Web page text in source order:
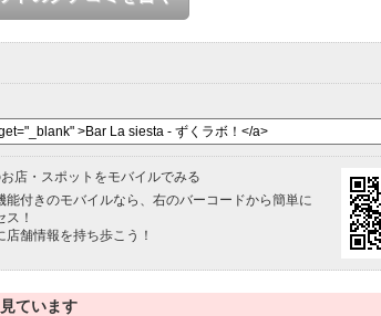
店・スポットをモバイルでみる
能付きのモバイルなら、右のバーコードから簡単に
ス！
店舗情報を持ち歩こう！
ています